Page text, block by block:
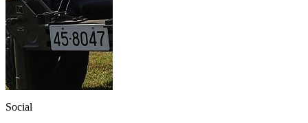
Social